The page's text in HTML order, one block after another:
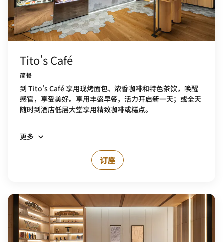
Tito's Café
简餐
到 Tito's Café 享用现烤面包、浓香咖啡和特色茶饮，唤醒
感官，享受美好。享用丰盛早餐，活力开启新一天；或全天
随时到酒店低层大堂享用精致咖啡或糕点。
更多
订座